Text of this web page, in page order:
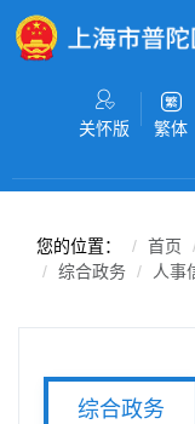
无障碍操作说明
关怀版 繁体
您的位置： 首页
综合政务
人事
综合政务